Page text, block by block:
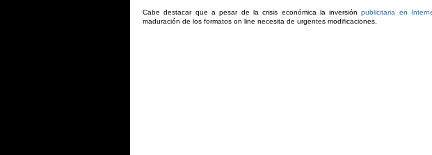
Cabe destacar que a pesar de la crisis económica la inversión publicitaria en
maduración de los formatos on line necesita de urgentes modificaciones.